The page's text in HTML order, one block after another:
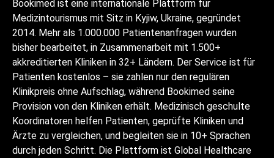
Bookimed ist eine internationale Plattform für
Medizintourismus mit Sitz in Kyjiw, Ukraine, gegründet
2014. Mehr als 1.000.000 Patientenanfragen wurden
bisher bearbeitet, in Zusammenarbeit mit 1.500+
akkreditierten Kliniken in 32+ Ländern. Der Service ist für
Patienten kostenlos – sie zahlen nur den regulären
Klinikpreis ohne Aufschlag, während Bookimed seine
Provision von den Kliniken erhält. Medizinisch geschulte
Koordinatoren helfen Patienten, geprüfte Kliniken und
Ärzte zu vergleichen, und begleiten sie in 10+ Sprachen
durch jeden Schritt. Die Plattform ist Global Healthcare